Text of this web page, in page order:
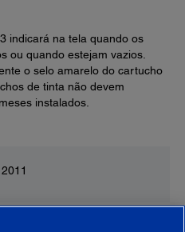
indicará na tela quando os
ou quando estejam vazios.
o selo amarelo do cartucho
de tinta não devem
instalados.